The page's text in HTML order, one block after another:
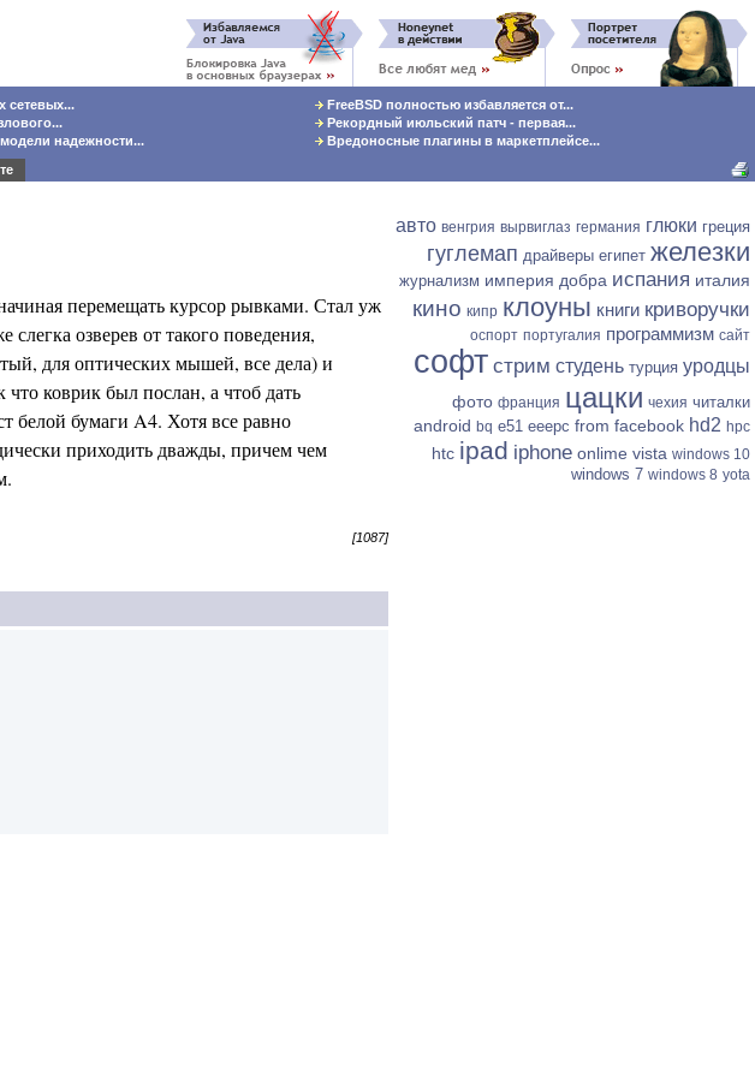
сетевых...
надежности...
FreeBSD полностью избавляется от...
Рекордный июльский патч - первая...
Вредоносные плагины в маркетплейсе...
перемещать курсор рывками. Стал уж
озверев от такого поведения,
для оптических мышей, все дела) и
коврик был послан, а чтоб дать
белой бумаги A4. Хотя все равно
приходить дважды, причем чем
[1087]
авто венгрия вырвиглаз германия глюки греция
гуглемап драйверы египет железки
журнализм империя добра испания италия
кино кипр клоуны книги криворучки
оспорт португалия программизм сайт
софт стрим студень турция уродцы
фото франция цацки чехия читалки
android bq e51 eeepc from facebook hd2 hpc
htc ipad iphone onlime vista windows 10
windows 7 windows 8 yota